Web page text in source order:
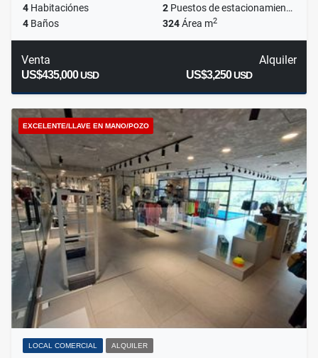
4 Habitaciónes 2 Puestos de estacionamientos
4 Baños 324Área m2
Venta
US$435,000USD
Alquiler
US$3,250USD
EXCELENTE/LLAVE EN MANO/POZO
LOCAL COMERCIAL ALQUILER